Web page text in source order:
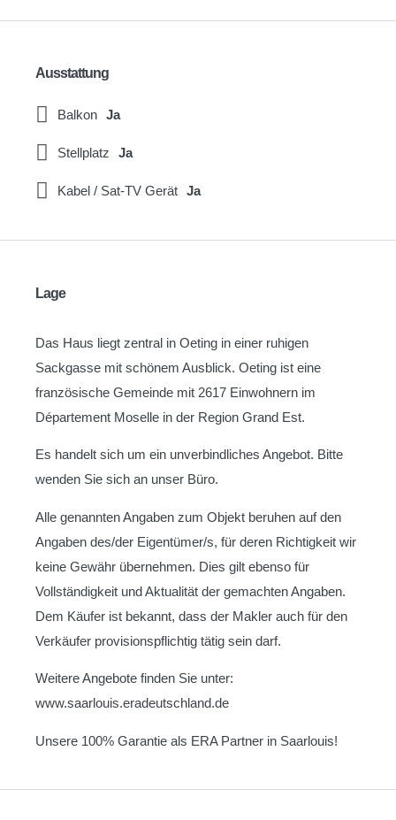
Ausstattung
Balkon Ja
Stellplatz Ja
Kabel / Sat-TV Gerät Ja
Lage
Das Haus liegt zentral in Oeting in einer ruhigen
Sackgasse mit schönem Ausblick. Oeting ist eine
französische Gemeinde mit 2617 Einwohnern im
Département Moselle in der Region Grand Est.
Es handelt sich um ein unverbindliches Angebot. Bitte
wenden Sie sich an unser Büro.
Alle genannten Angaben zum Objekt beruhen auf den
Angaben des/der Eigentümer/s, für deren Richtigkeit wir
keine Gewähr übernehmen. Dies gilt ebenso für
Vollständigkeit und Aktualität der gemachten Angaben.
Dem Käufer ist bekannt, dass der Makler auch für den
Verkäufer provisionspflichtig tätig sein darf.
Weitere Angebote finden Sie unter:
www.saarlouis.eradeutschland.de
Unsere 100% Garantie als ERA Partner in Saarlouis!